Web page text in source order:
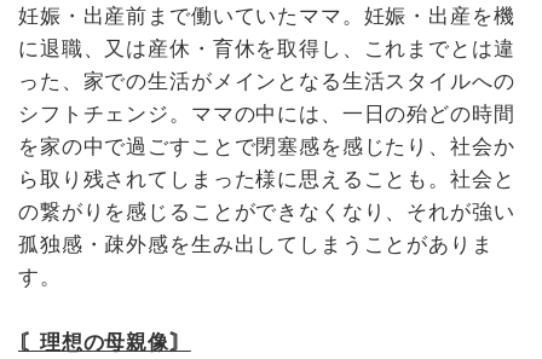
妊娠・出産前まで働いていたママ。妊娠・出産を機
に退職、又は産休・育休を取得し、これまでとは違
った、家での生活がメインとなる生活スタイルへの
シフトチェンジ。ママの中には、一日の殆どの時間
を家の中で過ごすことで閉塞感を感じたり、社会か
ら取り残されてしまった様に思えることも。社会と
の繋がりを感じることができなくなり、それが強い
孤独感・疎外感を生み出してしまうことがありま
す。
〘理想の母親像〙